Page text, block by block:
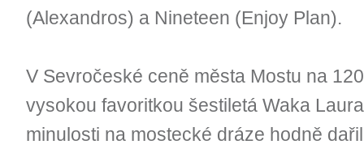
(Alexandros) a Nineteen (Enjoy Plan).
V Sevročeské ceně města Mostu na
vysokou favoritkou šestiletá Waka
minulosti na mostecké dráze hodně